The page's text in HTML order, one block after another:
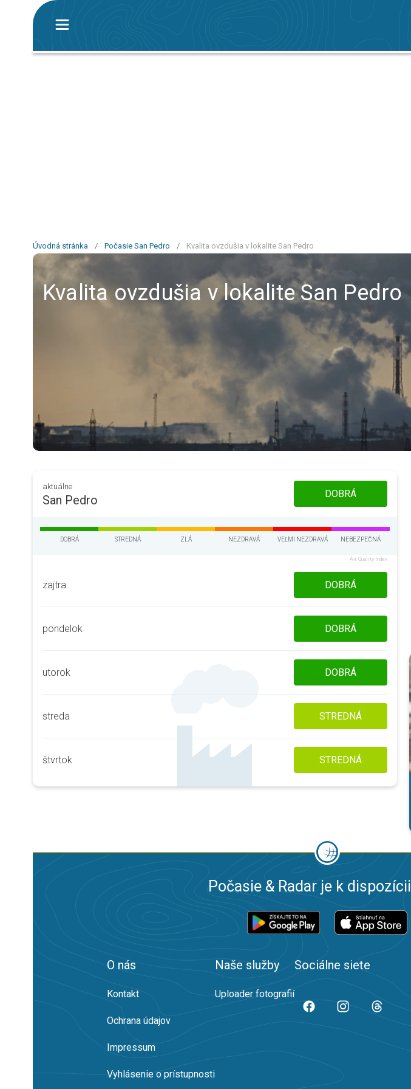
Úvodná stránka / Počasie San Pedro / Kvalita ovzdušia v lokalite San Pedro
Kvalita ovzdušia v lokalite San Pedro
aktuálne
San Pedro DOBRÁ
DOBRÁ STREDNÁ ZLÁ NEZDRAVÁ VEĽMI NEZDRAVÁ NEBEZPEČNÁ
Air Quality Index
zajtra DOBRÁ
pondelok DOBRÁ
utorok DOBRÁ
streda STREDNÁ
štvrtok STREDNÁ
Počasie & Radar je k
O nás
Kontakt
Ochrana údajov
Impressum
Vyhlásenie o prístupnosti
Naše služby
Uploader fotografií
Sociálne siete